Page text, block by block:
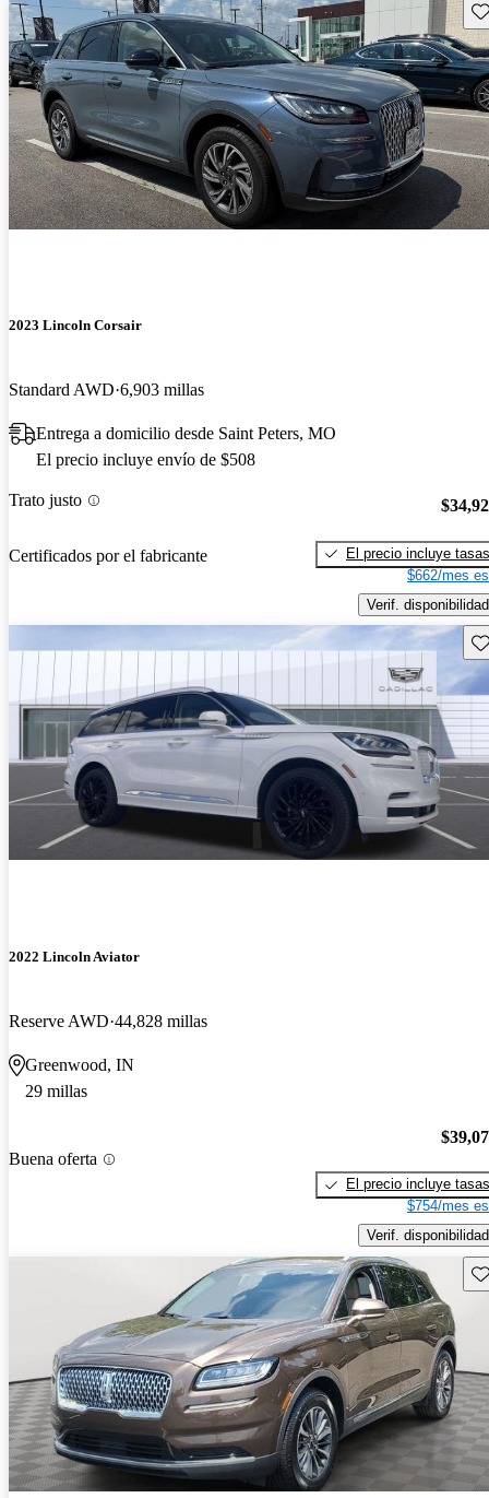
2023 Lincoln Corsair
Standard AWD 6,903 millas
Entrega a domicilio desde Saint Peters, MO
El precio incluye envío de $508
Trato justo
Certificados por el fabricante
El precio incluye tasas
$662/mes
Verif. disponibilidad
2022 Lincoln Aviator
Reserve AWD 44,828 millas
Greenwood, IN
29 millas
Buena oferta
El precio incluye tasas
$754/mes
Verif. disponibilidad